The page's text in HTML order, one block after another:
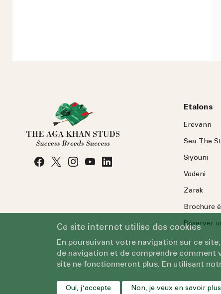
Etalons
Erevann
Sea The
Siyouni
Vadeni
Zarak
Brochure
Réserver
Ce site internet utilise des cookies
En poursuivant votre navigation sur ce
de navigation et de comprendre comment
site ne fonctionneront plus. En utilisant
Oui, j'accepte Non, je veux en savoir plus